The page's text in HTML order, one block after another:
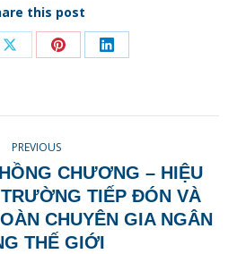
this post
Share
X
Share
Pinterest
Share
LinkedIn
PREVIOUS
Previous
post:
CHƯƠNG – HIỆU
TIẾP ĐÓN VÀ
CHUYÊN GIA NGÂN
THẾ GIỚI